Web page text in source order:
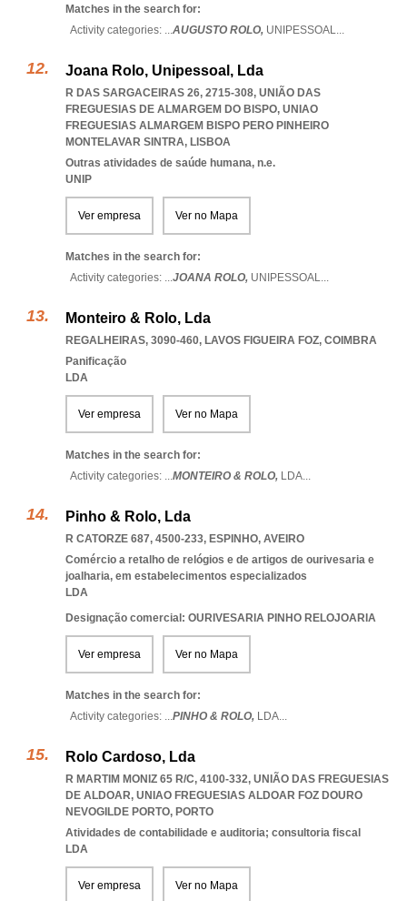
Matches in the search for:
Activity categories: ...AUGUSTO ROLO, UNIPESSOAL...
Joana Rolo, Unipessoal, Lda
R DAS SARGACEIRAS 26, 2715-308, UNIÃO DAS
FREGUESIAS DE ALMARGEM DO BISPO, UNIAO
FREGUESIAS ALMARGEM BISPO PERO PINHEIRO
MONTELAVAR SINTRA, LISBOA
Outras atividades de saúde humana, n.e.
UNIP
Ver empresa Ver no Mapa
Matches in the search for:
Activity categories: ...JOANA ROLO, UNIPESSOAL...
Monteiro & Rolo, Lda
REGALHEIRAS, 3090-460, LAVOS FIGUEIRA FOZ, COIMBRA
Panificação
LDA
Ver empresa Ver no Mapa
Matches in the search for:
Activity categories: ...MONTEIRO & ROLO, LDA...
Pinho & Rolo, Lda
R CATORZE 687, 4500-233, ESPINHO, AVEIRO
Comércio a retalho de relógios e de artigos de ourivesaria e
joalharia, em estabelecimentos especializados
LDA
Designação comercial: OURIVESARIA PINHO RELOJOARIA
Ver empresa Ver no Mapa
Matches in the search for:
Activity categories: ...PINHO & ROLO, LDA...
Rolo Cardoso, Lda
R MARTIM MONIZ 65 R/C, 4100-332, UNIÃO DAS FREGUESIAS
DE ALDOAR, UNIAO FREGUESIAS ALDOAR FOZ DOURO
NEVOGILDE PORTO, PORTO
Atividades de contabilidade e auditoria; consultoria fiscal
LDA
Ver empresa Ver no Mapa